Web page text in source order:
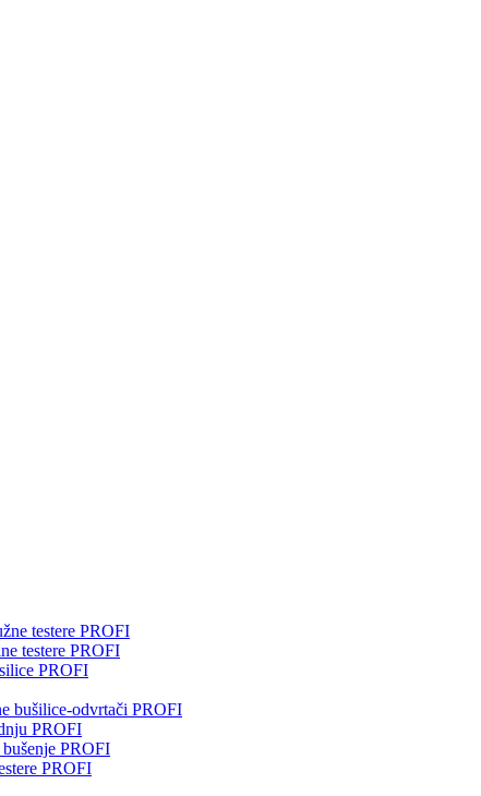
testere PROFI
testere PROFI
PROFI
bušilice-odvrtači PROFI
PROFI
PROFI
PROFI